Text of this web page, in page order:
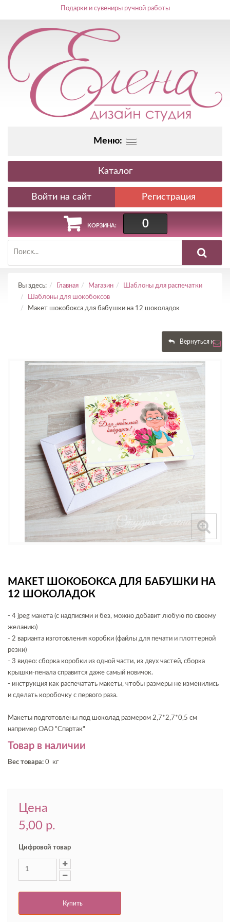
Подарки и сувениры ручной работы
Меню:
Каталог
Регистрация
КОРЗИНА: 0
Вы здесь: Главная Магазин
Шаблоны для распечатки
Шаблоны для шокобоксов
Макет шокобокса для бабушки на 12 шоколадок
Вернуться к:
МАКЕТ ШОКОБОКСА ДЛЯ БАБУШКИ НА
12 ШОКОЛАДОК
- 4 jpeg макета (с надписями и без, можно добавит любую по своему
желанию)
- 2 варианта изготовления коробки (файлы для печати и плоттерной
резки)
- 3 видео: сборка коробки из одной части, из двух частей, сборка
крышки-пенала справится даже самый новичок.
- инструкция как распечатать макеты, чтобы размеры не изменились
и сделать коробочку с первого раза.
Макеты подготовлены под шоколад размером 2,7*2,7*0,5 см
например ОАО "Спартак"
Товар в наличии
Вес товара: 0 кг
Цена
5,00 p.
Цифровой товар
Купить